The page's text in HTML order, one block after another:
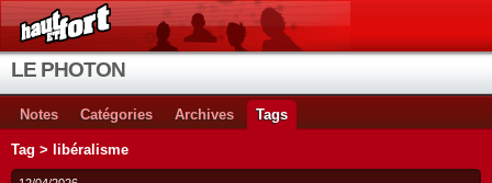
LE PHOTON
Notes Catégories Archives Tags
Tag > libéralisme